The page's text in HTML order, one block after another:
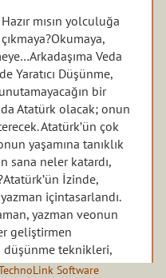
Hazır mısın yolculuğa
çıkmaya?Okumaya,
Veda
Yaratıcı Düşünme,
bir
da Atatürk olacak; onun
Atatürk’ün çok
yaşamına tanıklık
sana neler katardı,
İzinde,
içintasarlandı.
yazman veonun
geliştirmen
düşünme teknikleri,
edebi tür ve
Software